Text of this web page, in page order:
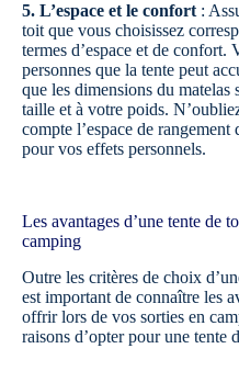
5. L’espace et le confort :
toit que vous choisissez
termes d’espace et de
personnes que la tente peut
que les dimensions du matelas
taille et à votre poids.
compte l’espace de
pour vos effets personnels.
Les avantages d’une tente de
camping
Outre les critères de choix
est important de connaître les
offrir lors de vos sorties en
raisons d’opter pour une tente